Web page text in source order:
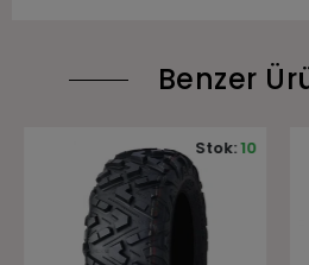
Benzer
Stok:10